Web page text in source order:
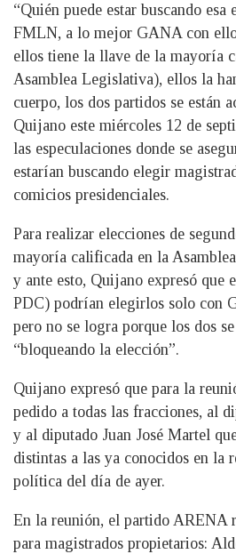
“Quién puede estar buscando esa
FMLN, a lo mejor GANA con
ellos tiene la llave de la mayoría
Asamblea Legislativa), ellos la
cuerpo, los dos partidos se están
Quijano este miércoles 12 de
las especulaciones donde se
estarían buscando elegir
comicios presidenciales.
Para realizar elecciones de
mayoría calificada en la
y ante esto, Quijano expresó
PDC) podrían elegirlos solo con
pero no se logra porque los dos
“bloqueando la elección”.
Quijano expresó que para la
pedido a todas las fracciones, al
y al diputado Juan José Martel
distintas a las ya conocidos en la
política del día de ayer.
En la reunión, el partido ARENA
para magistrados propietarios: